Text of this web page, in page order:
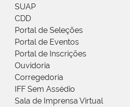
SUAP
CDD
Portal de Seleções
Portal de Eventos
Portal de Inscrições
Ouvidoria
Corregedoria
IFF Sem Assédio
Sala de Imprensa Virtual